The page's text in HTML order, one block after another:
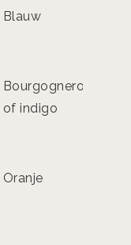
Blauw
Bourgognerood
of indigo
Oranje